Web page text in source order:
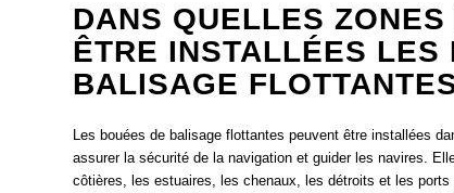
DANS QUELLES ZONES
ÊTRE INSTALLÉES LES
BALISAGE
Les bouées de balisage flottantes peuvent être installées
assurer la sécurité de la navigation et guider les navires.
côtières, les estuaires, les chenaux, les détroits et les